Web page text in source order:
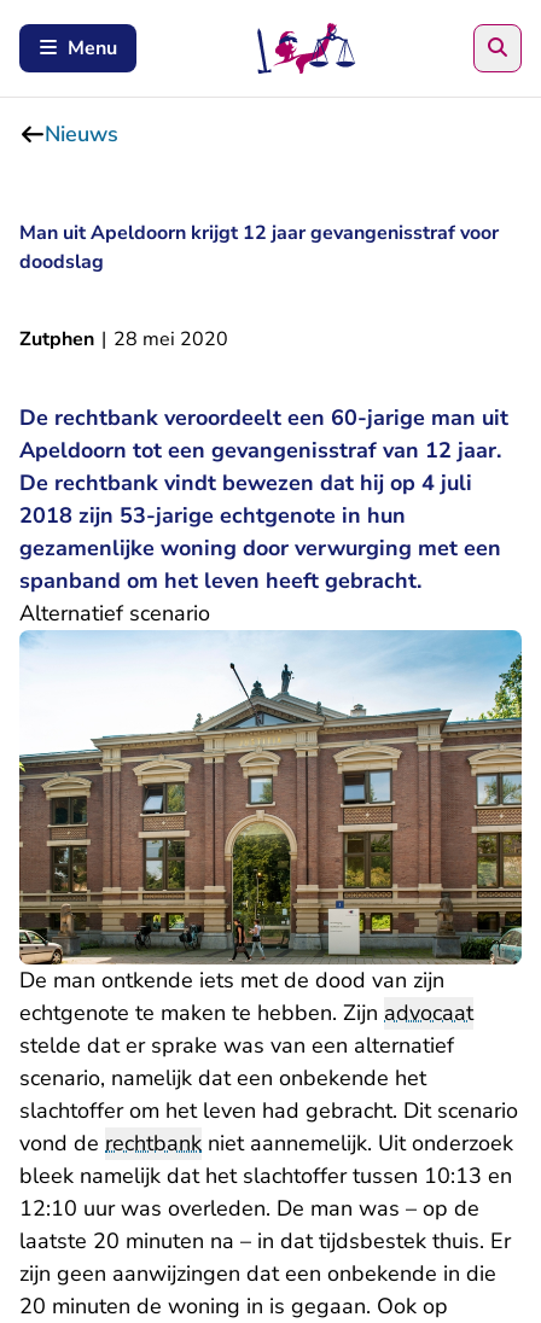
Menu
Nieuws
Man uit Apeldoorn krijgt 12 jaar gevangenisstraf voor
doodslag
Zutphen | 28 mei 2020
De rechtbank veroordeelt een 60-jarige man uit
Apeldoorn tot een gevangenisstraf van 12 jaar.
De rechtbank vindt bewezen dat hij op 4 juli
2018 zijn 53-jarige echtgenote in hun
gezamenlijke woning door verwurging met een
spanband om het leven heeft gebracht.
Alternatief scenario
De man ontkende iets met de dood van zijn
echtgenote te maken te hebben. Zijn advocaat
stelde dat er sprake was van een alternatief
scenario, namelijk dat een onbekende het
slachtoffer om het leven had gebracht. Dit scenario
vond de rechtbank niet aannemelijk. Uit onderzoek
bleek namelijk dat het slachtoffer tussen 10:13 en
12:10 uur was overleden. De man was – op de
laatste 20 minuten na – in dat tijdsbestek thuis. Er
zijn geen aanwijzingen dat een onbekende in die
20 minuten de woning in is gegaan. Ook op